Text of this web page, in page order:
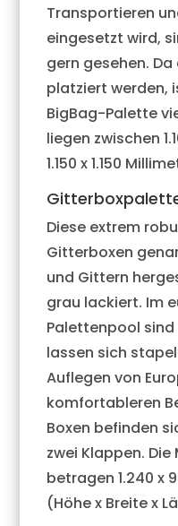
Transportieren
eingesetzt wird,
gern gesehen.
platziert werden,
BigBag-Palette
liegen zwischen
1.150 x 1.150
Diese extrem
Gitterboxen
und Gittern
grau lackiert. Im
Palettenpool sind
lassen sich
Auflegen von
komfortableren
Boxen befinden
zwei Klappen.
betragen 1.240 x
(Höhe x Breite x